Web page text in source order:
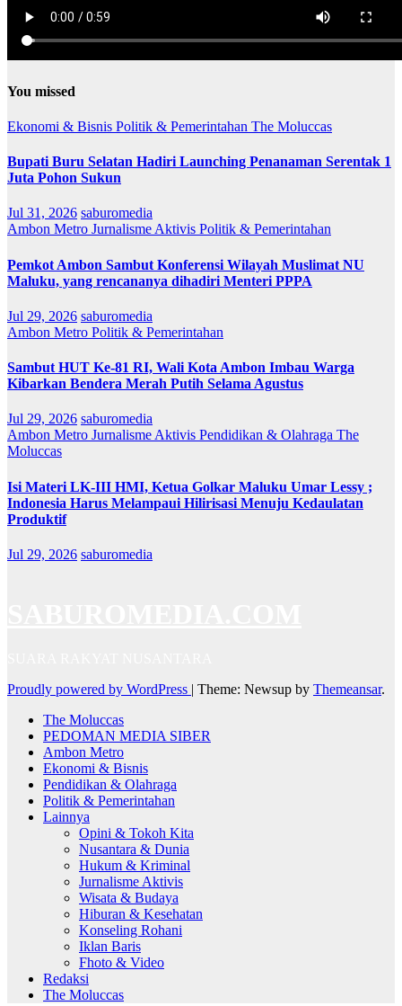
You missed
Ekonomi & Bisnis Politik & Pemerintahan The Moluccas
Bupati Buru Selatan Hadiri Launching Penanaman Serentak 1
Juta Pohon Sukun
Jul 31, 2026 saburomedia
Ambon Metro Jurnalisme Aktivis Politik & Pemerintahan
Pemkot Ambon Sambut Konferensi Wilayah Muslimat NU
Maluku, yang rencananya dihadiri Menteri PPPA
Jul 29, 2026 saburomedia
Ambon Metro Politik & Pemerintahan
Sambut HUT Ke-81 RI, Wali Kota Ambon Imbau Warga
Kibarkan Bendera Merah Putih Selama Agustus
Jul 29, 2026 saburomedia
Ambon Metro Jurnalisme Aktivis Pendidikan & Olahraga The
Moluccas
Isi Materi LK-III HMI, Ketua Golkar Maluku Umar Lessy ;
Indonesia Harus Melampaui Hilirisasi Menuju Kedaulatan
Produktif
Jul 29, 2026 saburomedia
Proudly powered by WordPress | Theme: Newsup by Themeansar.
The Moluccas
PEDOMAN MEDIA SIBER
Ambon Metro
Ekonomi & Bisnis
Pendidikan & Olahraga
Politik & Pemerintahan
Lainnya
Opini & Tokoh Kita
Nusantara & Dunia
Hukum & Kriminal
Jurnalisme Aktivis
Wisata & Budaya
Hiburan & Kesehatan
Konseling Rohani
Iklan Baris
Fhoto & Video
Redaksi
The Moluccas